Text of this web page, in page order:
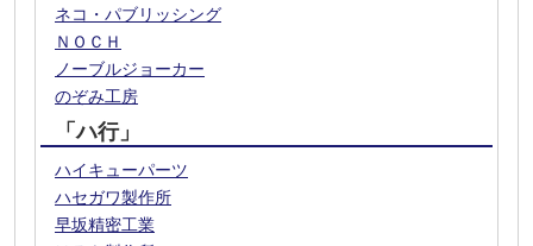
ネコ・パブリッシング
ＮＯＣＨ
ノーブルジョーカー
のぞみ工房
「ハ行」
ハイキューパーツ
ハセガワ製作所
早坂精密工業